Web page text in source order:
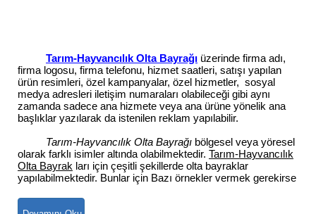
Tarım-Hayvancılık Olta Bayrağı üzerinde firma adı,
firma logosu, firma telefonu, hizmet saatleri, satışı yapılan
ürün resimleri, özel kampanyalar, özel hizmetler, sosyal
medya adresleri iletişim numaraları olabileceği gibi aynı
zamanda sadece ana hizmete veya ana ürüne yönelik ana
başlıklar yazılarak da istenilen reklam yapılabilir.
Tarım-Hayvancılık Olta Bayrağı bölgesel veya yöresel
olarak farklı isimler altında olabilmektedir. Tarım-Hayvancılık
Olta Bayrak ları için çeşitli şekillerde olta bayraklar
yapılabilmektedir. Bunlar için Bazı örnekler vermek gerekirse